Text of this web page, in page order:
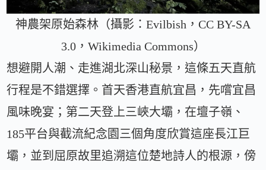
神農架原始森林（攝影：Evilbish，CC BY-SA
3.0，Wikimedia Commons）
想避開人潮、走進湖北深山秘景，這條五天直航
行程是不錯選擇。首天香港直航宜昌，先嚐宜昌
風味晚宴；第二天登上三峽大壩，在壇子嶺、
185平台與截流紀念園三個角度欣賞這座長江巨
壩，並到屈原故里追溯這位楚地詩人的根源，傍